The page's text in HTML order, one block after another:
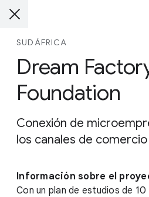
SUDÁFRICA
Dream
Foundation
Conexión de
los canales de
Información sobre el
Con un plan de estudios de